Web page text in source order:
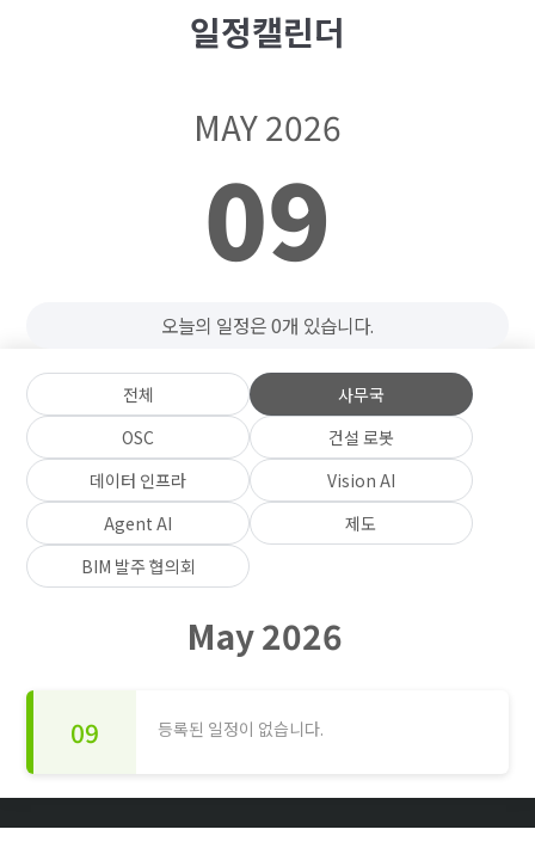
일정캘린더
MAY 2026
09
오늘의 일정은 0개 있습니다.
전체
사무국
OSC
건설 로봇
데이터 인프라
Vision AI
Agent AI
제도
BIM 발주 협의회
May 2026
09 등록된 일정이 없습니다.